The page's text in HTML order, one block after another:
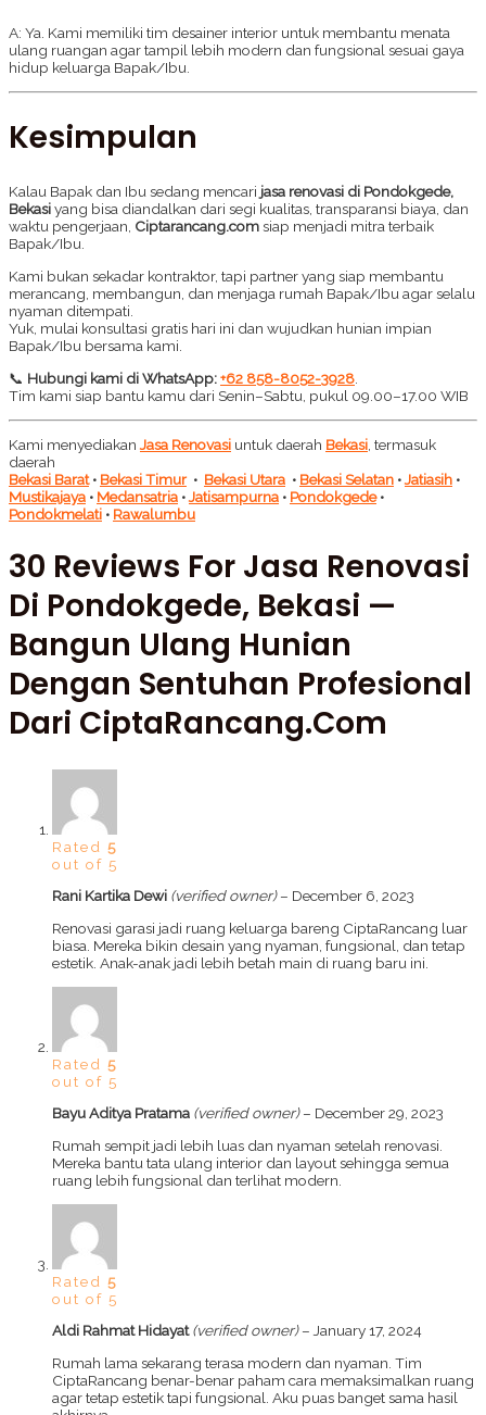
A: Ya. Kami memiliki tim desainer interior untuk membantu menata
ulang ruangan agar tampil lebih modern dan fungsional sesuai gaya
hidup keluarga Bapak/Ibu.
Kesimpulan
Kalau Bapak dan Ibu sedang mencari jasa renovasi di Pondokgede,
Bekasiyang bisa diandalkan dari segi kualitas, transparansi biaya, dan
waktu pengerjaan, Ciptarancang.comsiap menjadi mitra terbaik
Bapak/Ibu.
Kami bukan sekadar kontraktor, tapi partner yang siap membantu
merancang, membangun, dan menjaga rumah Bapak/Ibu agar selalu
nyaman ditempati.
Yuk, mulai konsultasi gratis hari ini dan wujudkan hunian impian
Bapak/Ibu bersama kami.
📞 Hubungi kami di WhatsApp:+62 858-8052-3928
Tim kami siap bantu kamu dari Senin–Sabtu, pukul 09.00–17.00 WIB
Kami menyediakan Jasa Renovasi untuk daerah Bekasi , termasuk
daerah
Bekasi Barat• Bekasi Timur• Bekasi Utara • Bekasi Selatan •Jatiasih •
Mustikajaya • Medansatria •Jatisampurna • Pondokgede•
Pondokmelati • Rawalumbu
30 Reviews For Jasa Renovasi
Di Pondokgede, Bekasi —
Bangun Ulang Hunian
Dengan Sentuhan Profesional
Dari CiptaRancang.com
Rated 5
out of 5
Rani Kartika Dewi (verified owner) – December 6, 2023
Renovasi garasi jadi ruang keluarga bareng CiptaRancang luar
biasa. Mereka bikin desain yang nyaman, fungsional, dan tetap
estetik. Anak-anak jadi lebih betah main di ruang baru ini.
Rated 5
out of 5
Bayu Aditya Pratama (verified owner) – December 29, 2023
Rumah sempit jadi lebih luas dan nyaman setelah renovasi.
Mereka bantu tata ulang interior dan layout sehingga semua
ruang lebih fungsional dan terlihat modern.
Rated 5
out of 5
Aldi Rahmat Hidayat(verified owner) – January 17, 2024
Rumah lama sekarang terasa modern dan nyaman. Tim
CiptaRancang benar-benar paham cara memaksimalkan ruang
agar tetap estetik tapi fungsional. Aku puas banget sama hasil